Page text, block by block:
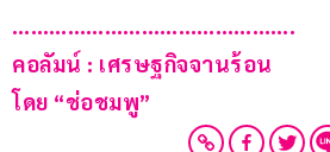
……………………………………….
คอลัมน์ : เศรษฐกิจจานร้อน
โดย “ช่อชมพู”